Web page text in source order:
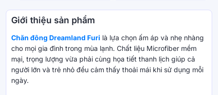
Giới thiệu sản phẩm
Chăn đông Dreamland Furi là lựa chọn ấm áp và nhẹ nhàng
cho mọi gia đình trong mùa lạnh. Chất liệu Microfiber mềm
mại, trọng lượng vừa phải cùng họa tiết thanh lịch giúp cả
người lớn và trẻ nhỏ đều cảm thấy thoải mái khi sử dụng mỗi
ngày.